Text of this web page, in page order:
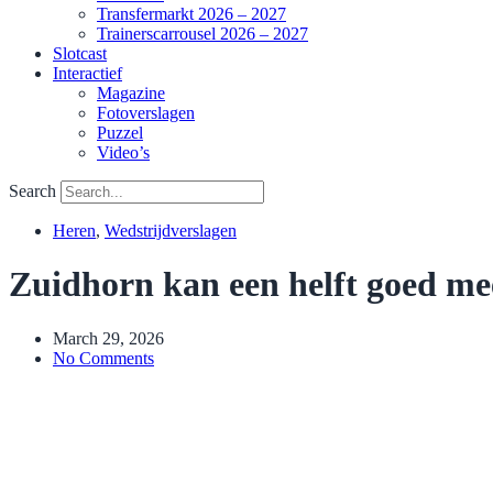
Transfermarkt 2026 – 2027
Trainerscarrousel 2026 – 2027
Slotcast
Interactief
Magazine
Fotoverslagen
Puzzel
Video’s
Search
Heren, Wedstrijdverslagen
Zuidhorn kan een helft goed
March 29, 2026
No Comments